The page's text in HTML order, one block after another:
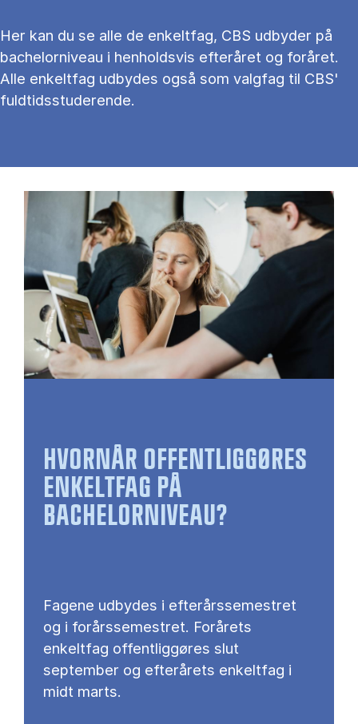
Her kan du se alle de enkeltfag, CBS udbyder på
bachelorniveau i henholdsvis efteråret og foråret.
Alle enkeltfag udbydes også som valgfag til CBS'
fuldtidsstuderende.
HVORNÅR OFFENTLIGGØRES
ENKELTFAG PÅ
BACHELORNIVEAU?
Fagene udbydes i efterårssemestret
og i forårssemestret. Forårets
enkeltfag offentliggøres slut
september og efterårets enkeltfag i
midt marts.